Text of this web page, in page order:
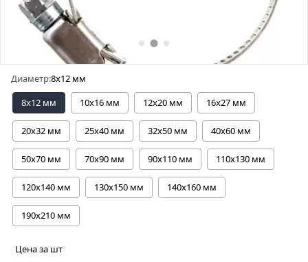
Диаметр:8х12 мм
8х12 мм
10х16 мм 12х20 мм 16х27 мм
20х32 мм 25х40 мм 32х50 мм 40х60 мм
50х70 мм 70х90 мм 90х110 мм 110х130 мм
120х140 мм 130х150 мм 140х160 мм
190х210 мм
Цена за шт